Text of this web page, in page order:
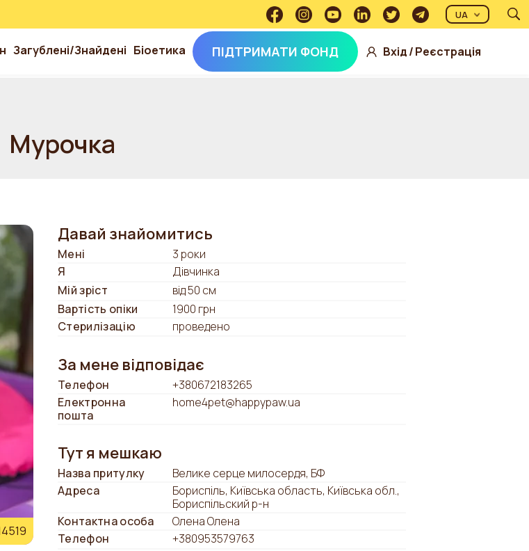
Загублені/Знайдені Біоетика ПІДТРИМАТИ ФОНД Вхід/Реєстрація
UA
Мурочка
Давай знайомитись
Мені
3 роки
Я
Дівчинка
Мій зріст
від 50 см
Вартість опіки
1900 грн
Стерилізацію
проведено
За мене відповідає
Телефон
+380672183265
Електронна
пошта
home4pet@happypaw.ua
Тут я мешкаю
Назва притулку
Велике серце милосердя, БФ
Адреса
Бориспіль, Київська область, Київська обл.,
Бориспільский р-н
Контактна особа
Олена Олена
Телефон
+380953579763